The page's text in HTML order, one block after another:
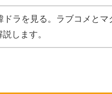
ドラを見る。ラブコメと
します。